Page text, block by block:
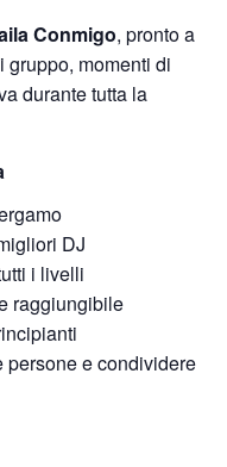
Conmigo, pronto a
momenti di
durante tutta la
DJ
i livelli
raggiungibile
e condividere